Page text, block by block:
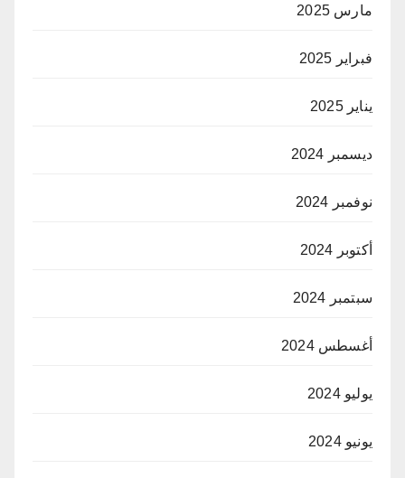
مارس 2025
فبراير 2025
يناير 2025
ديسمبر 2024
نوفمبر 2024
أكتوبر 2024
سبتمبر 2024
أغسطس 2024
يوليو 2024
يونيو 2024